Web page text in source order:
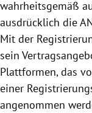
wahrheitsgemäß
ausdrücklich die
Mit der
sein
Plattformen, das
einer
angenommen